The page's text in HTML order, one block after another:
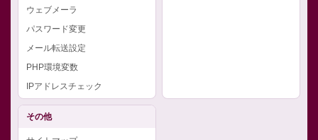
ウェブメーラ
パスワード変更
メール転送設定
PHP環境変数
IPアドレスチェック
その他